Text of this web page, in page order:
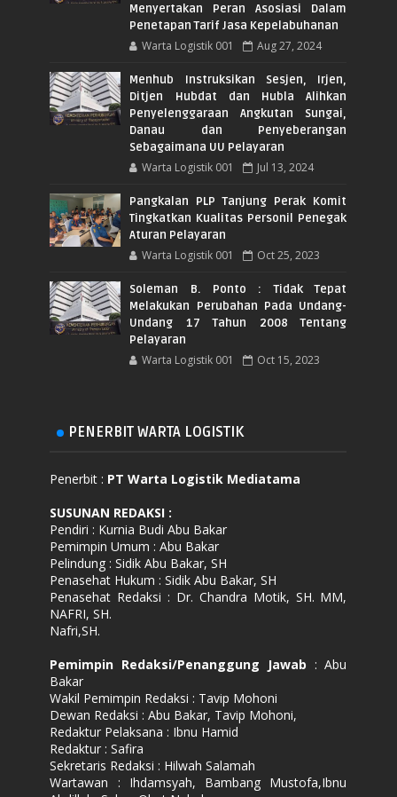
Menyertakan Peran Asosiasi Dalam
Penetapan Tarif Jasa Kepelabuhanan
Warta Logistik 001 Aug 27, 2024
Menhub Instruksikan Sesjen, Irjen,
Ditjen Hubdat dan Hubla Alihkan
Penyelenggaraan Angkutan Sungai,
Danau dan Penyeberangan
Sebagaimana UU Pelayaran
Warta Logistik 001 Jul 13, 2024
Pangkalan PLP Tanjung Perak Komit
Tingkatkan Kualitas Personil Penegak
Aturan Pelayaran
Warta Logistik 001 Oct 25, 2023
Soleman B. Ponto : Tidak Tepat
Melakukan Perubahan Pada Undang-
Undang 17 Tahun 2008 Tentang
Pelayaran
Warta Logistik 001 Oct 15, 2023
PENERBIT WARTA LOGISTIK
Penerbit : PT Warta Logistik Mediatama
SUSUNAN REDAKSI :
Pendiri : Kurnia Budi Abu Bakar
Pemimpin Umum : Abu Bakar
Pelindung : Sidik Abu Bakar, SH
Penasehat Hukum : Sidik Abu Bakar, SH
Penasehat Redaksi : Dr. Chandra Motik, SH. MM,
NAFRI, SH.
Nafri,SH.
Pemimpin Redaksi/Penanggung Jawab : Abu
Bakar
Wakil Pemimpin Redaksi : Tavip Mohoni
Dewan Redaksi : Abu Bakar, Tavip Mohoni,
Redaktur Pelaksana : Ibnu Hamid
Redaktur : Safira
Sekretaris Redaksi : Hilwah Salamah
Wartawan : Ihdamsyah, Bambang Mustofa,Ibnu